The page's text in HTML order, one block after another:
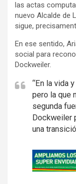
las actas
nuevo Alcalde de
sigue,
En ese sentido,
social para
Dockweiler.
“En la vida
pero la que
segunda
Dockweiler
una
A
d